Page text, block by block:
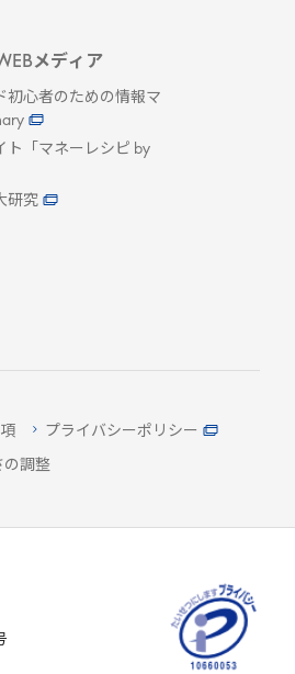
メディア
初心者のための情報マ
ト「マネーレシピ by
研究
プライバシーポリシー
の調整